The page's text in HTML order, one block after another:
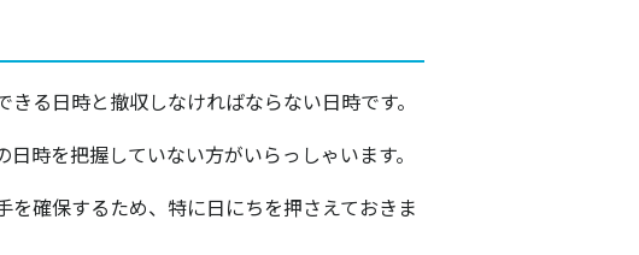
る日時と撤収しなければならない日時です。
時を把握していない方がいらっしゃいます。
確保するため、特に日にちを押さえておきま